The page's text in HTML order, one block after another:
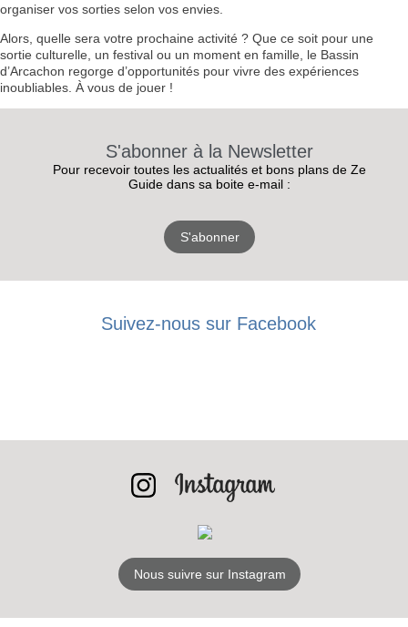
RECEVEZ
organiser vos sorties selon vos envies.
Alors, quelle sera votre prochaine activité ? Que ce soit pour une
sortie culturelle, un festival ou un moment en famille, le Bassin
d’Arcachon regorge d’opportunités pour vivre des expériences
inoubliables. À vous de jouer !
S'abonner à la Newsletter
Pour recevoir toutes les actualités et bons plans de Ze
Guide dans sa boite e-mail :
S'abonner
Suivez-nous sur Facebook
Nous suivre sur Instagram